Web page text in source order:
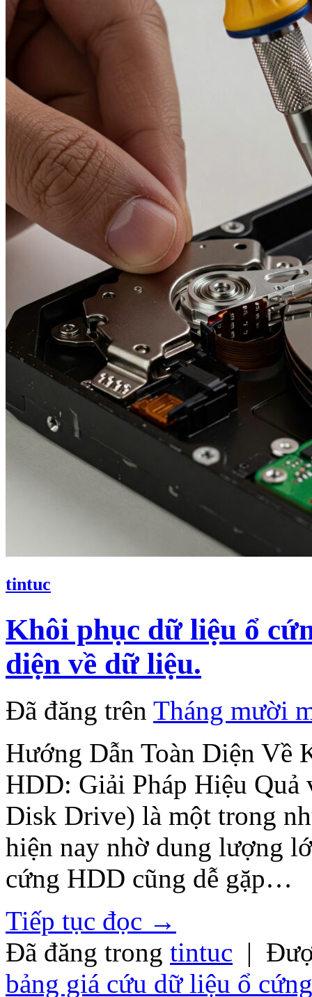
tintuc
Khôi phục dữ liệu ổ
diện về dữ liệu.
Đã đăng trên Tháng mười
Hướng Dẫn Toàn Diện Về
HDD: Giải Pháp Hiệu Quả
Disk Drive) là một trong
hiện nay nhờ dung lượng
cứng HDD cũng dễ gặp…
Tiếp tục đọc →
Đã đăng trong tintuc |
bảng giá cứu dữ liệu ổ cứng